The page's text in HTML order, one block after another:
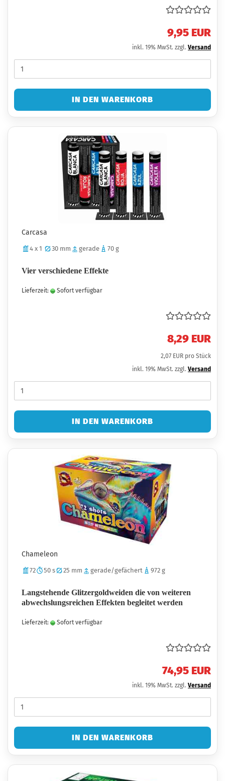
9,95 EUR
inkl. 19% MwSt. zzgl. Versand
IN DEN WARENKORB
Carcasa
4 x 1 30 mm gerade 70 g
Vier verschiedene Effekte
Lieferzeit: Sofort verfügbar
8,29 EUR
2,07 EUR pro Stück
inkl. 19% MwSt. zzgl. Versand
IN DEN WARENKORB
Chameleon
72 50 s 25 mm gerade/gefächert 972 g
Langstehende Glitzergoldweiden die von weiteren
abwechslungsreichen Effekten begleitet werden
Lieferzeit: Sofort verfügbar
74,95 EUR
inkl. 19% MwSt. zzgl. Versand
IN DEN WARENKORB